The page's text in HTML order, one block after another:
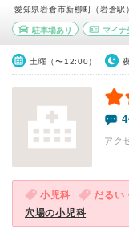
愛知県岩倉市新柳町（岩倉駅
駐車場あり マイナ
土曜（〜12:00）
アク
小児科 だるい
穴場の小児科